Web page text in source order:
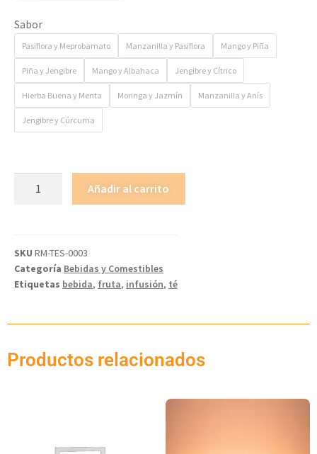
Sabor
Pasiflora y Meprobamato Manzanilla y Pasiflora Mango y Piña
Piña y Jengibre Mango y Albahaca Jengibre y Cítrico
Hierba Buena y Menta Moringa y Jazmín Manzanilla y Anís
Jengibre y Cúrcuma
Añadir al carrito
SKU RM-TES-0003
Categoría Bebidas y Comestibles
Etiquetas bebida, fruta, infusión, té
Productos relacionados